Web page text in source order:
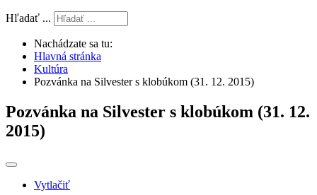
Hľadať ...
Nachádzate sa tu:
Hlavná stránka
Kultúra
Pozvánka na Silvester s klobúkom (31. 12. 2015)
Pozvánka na Silvester s klobúkom (31. 12.
2015)
Vytlačiť